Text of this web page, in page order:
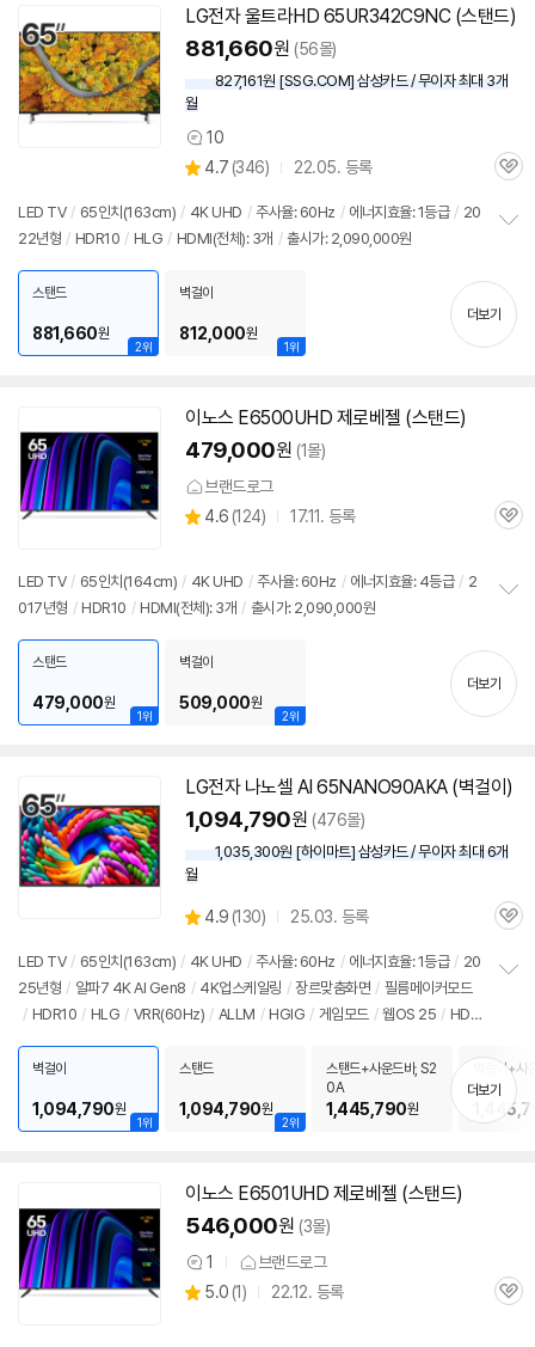
LG전자 울트라HD 65UR342C9NC (스탠드)
881,660원 (56몰)
827,161원 [SSG.COM] 삼성카드 / 무이자 최대 3개
월
상
품
견
10
별
점
4.7 (상
리
뷰
346) 22.05. 등록
관
LED TV / 65인치(163cm) / 4K UHD / 주사율: 60Hz / 에너지효율: 1등급 / 20
22년형 / HDR10 / HLG / HDMI(전체): 3개 / 출시가: 2,090,000원
치
기
2위
스탠드
881,660원
1위
벽걸이
812,000원
더보기
이노스 E6500UHD 제로베젤 (스탠드)
479,000원 (1몰)
브랜드로그
별
4.6 (상
124) 17.11. 등록
관
LED TV / 65인치(164cm) / 4K UHD / 주사율: 60Hz / 에너지효율: 4등급 / 2
017년형 / HDR10 / HDMI(전체): 3개 / 출시가: 2,090,000원
치
기
1위
스탠드
479,000원
2위
벽걸이
509,000원
더보기
LG전자 나노셀 AI 65NANO90AKA (벽걸이)
1,094,790원 (476몰)
1,035,300원 [하이마트] 삼성카드 / 무이자 최대 6개
월
별
점
4.9 (상
리
뷰
130) 25.03. 등록
관
LED TV / 65인치(163cm) / 4K UHD / 주사율: 60Hz / 에너지효율: 1등급 / 20
25년형 / 알파7 4K AI Gen8 / 4K업스케일링 / 장르맞춤화면 / 필름메이커모드
/ HDR10 / HLG / VRR(60Hz) / ALLM / HGIG / 게임모드 / 웹OS 25 / HD
치
기
1위
벽걸이
1,094,790원
2위
스탠드
1,094,790원
스탠드+사운드바, S2
0A
1,445,790원
벽걸이+사
0A
더보기
이노스 E6501UHD 제로베젤 (스탠드)
546,000원 (3몰)
상
품
1 브랜드로그
별
5.0 (상
1) 22.12. 등록
관